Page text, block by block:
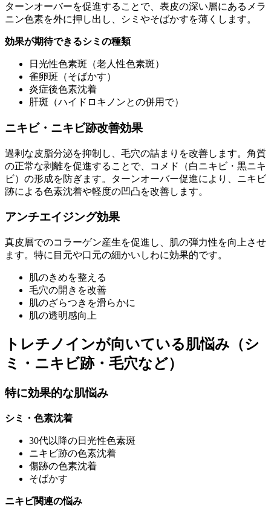
ターンオーバーを促進することで、表皮の深い層にあるメラ
ニン色素を外に押し出し、シミやそばかすを薄くします。
効果が期待できるシミの種類
日光性色素斑（老人性色素斑）
雀卵斑（そばかす）
炎症後色素沈着
肝斑（ハイドロキノンとの併用で）
ニキビ・ニキビ跡改善効果
過剰な皮脂分泌を抑制し、毛穴の詰まりを改善します。角質
の正常な剥離を促進することで、コメド（白ニキビ・黒ニキ
ビ）の形成を防ぎます。ターンオーバー促進により、ニキビ
跡による色素沈着や軽度の凹凸を改善します。
アンチエイジング効果
真皮層でのコラーゲン産生を促進し、肌の弾力性を向上させ
ます。特に目元や口元の細かいしわに効果的です。
肌のきめを整える
毛穴の開きを改善
肌のざらつきを滑らかに
肌の透明感向上
トレチノインが向いている肌悩み（シ
ミ・ニキビ跡・毛穴など）
特に効果的な肌悩み
シミ・色素沈着
30代以降の日光性色素斑
ニキビ跡の色素沈着
傷跡の色素沈着
そばかす
ニキビ関連の悩み